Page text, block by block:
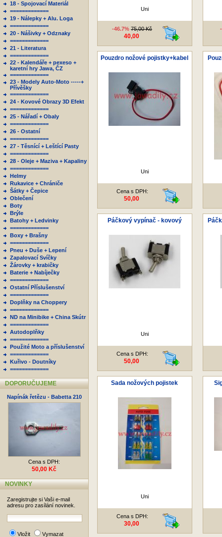
18 - Spojovací Materiál
=============
19 - Nálepky + Alu. Loga
=============
20 - Nášivky + Odznaky
=============
21 - Literatura
=============
22 - Kalendáře + pexeso +
karetní hry Jawa, ČZ
=============
23 - Modely Auto-Moto -----+
Přívěšky
=============
24 - Kovové Obrazy 3D Efekt
=============
25 - Nářadí + Obaly
=============
26 - Ostatní
=============
27 - Těsnící + Leštící Pasty
=============
28 - Oleje + Maziva + Kapaliny
=============
Helmy
Rukavice + Chrániče
Šátky + Čepice
Oblečení
Boty
Brýle
Batohy + Ledvinky
=============
Boxy + Brašny
=============
Pneu + Duše + Lepení
Zapalovací Svíčky
Žárovky + krabičky
Baterie + Nabíječky
=============
Ostatní Příslušenství
=============
Doplňky na Choppery
=============
ND na Minibike + China Skútr
=============
Autodoplňky
=============
Použité Moto a příslušenství
=============
Kuřivo - Doutníky
=============
DOPORUČUJEME
Napínák řetězu - Babetta 210
Cena s DPH:
50,00 Kč
NOVINKY
Zaregistrujte si Vaši e-mail
adresu pro zasílání novinek.
Vložit Vymazat
Uni
-46.7% 75,00 Kč
40,00
Pouzdro nožové pojistky+kabel
Uni
Cena s DPH:
50,00
Páčkový vypínač - kovový
Uni
Cena s DPH:
50,00
Sada nožových pojistek
Uni
Cena s DPH:
30,00